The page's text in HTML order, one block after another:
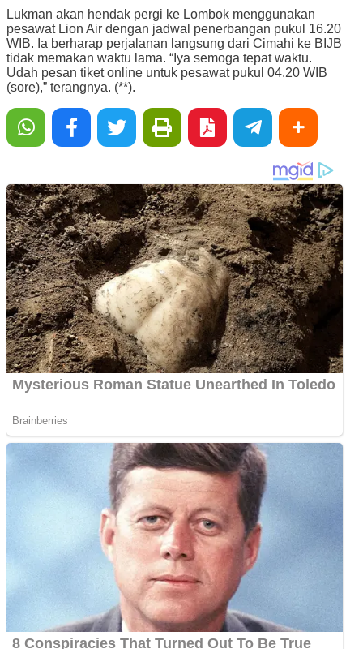
Lukman akan hendak pergi ke Lombok menggunakan
pesawat Lion Air dengan jadwal penerbangan pukul 16.20
WIB. Ia berharap perjalanan langsung dari Cimahi ke BIJB
tidak memakan waktu lama. “Iya semoga tepat waktu.
Udah pesan tiket online untuk pesawat pukul 04.20 WIB
(sore),” terangnya. (**).